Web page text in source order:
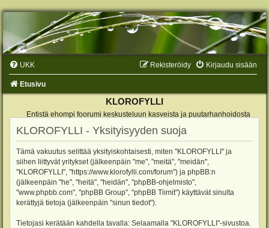
UKK Kirjaudu sisään
Rekisteröidy
Etusivu
KLOROFYLLI
Entistä ehompi foorumi keskusteluun kasveista ja puutarhanhoidosta
KLOROFYLLI - Yksityisyyden suoja
Tämä vakuutus selittää yksityiskohtaisesti, miten "KLOROFYLLI" ja
siihen liittyvät yritykset (jälkeenpäin "me", "meitä", "meidän",
"KLOROFYLLI", "https://www.klorofylli.com/forum") ja phpBB:n
(jälkeenpäin "he", "heitä", "heidän", "phpBB-ohjelmisto",
"www.phpbb.com", "phpBB Group", "phpBB Tiimit") käyttävät sinulta
kerättyjä tietoja (jälkeenpäin "sinun tiedot").
Tietojasi kerätään kahdella tavalla: Selaamalla "KLOROFYLLI"-sivustoa.